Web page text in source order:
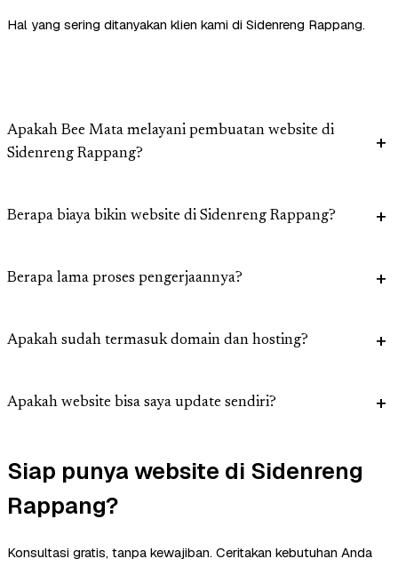
Hal yang sering ditanyakan klien kami di Sidenreng Rappang.
Apakah Bee Mata melayani pembuatan website di
Sidenreng Rappang?
Berapa biaya bikin website di Sidenreng Rappang?
Berapa lama proses pengerjaannya?
Apakah sudah termasuk domain dan hosting?
Apakah website bisa saya update sendiri?
Siap punya website di Sidenreng
Rappang?
Konsultasi gratis, tanpa kewajiban. Ceritakan kebutuhan Anda